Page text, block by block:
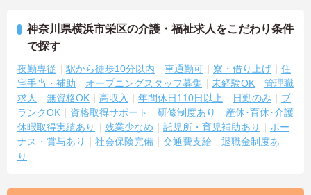
神奈川県横浜市栄区の介護・福祉求人をこだわり条件
で探す
夜勤専従 駅から徒歩10分以内 車通勤可 寮・借り上げ
住
宅手当・補助
オープニングスタッフ募集 未経験OK
管理職
求人
無資格OK 高収入 年間休日110日以上 日勤のみ
ブ
ランクOK
資格取得サポート 研修制度あり
産休･育休･介護
休暇取得実績あり
残業少なめ 託児所・育児補助あり
ボー
ナス・賞与あり
社会保険完備 交通費支給
退職金制度あ
り